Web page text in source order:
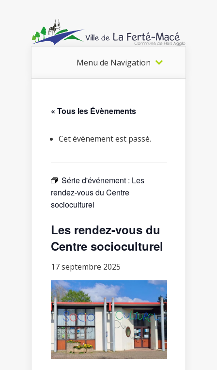
Menu de Navigation
« Tous les Évènements
Cet évènement est passé.
Série d'événement : Les
rendez-vous du Centre
socioculturel
Les rendez-vous du
Centre socioculturel
17 septembre 2025